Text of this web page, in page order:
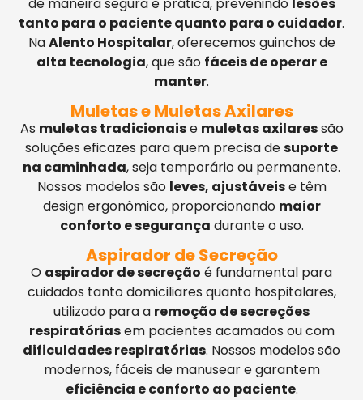
tanto para o paciente quanto para o cuidador.
NaAlento Hospitalar, oferecemos guinchos de
alta tecnologia, que são fáceis de operar e
manter.
Muletas e Muletas Axilares
As muletas tradicionaise muletas axilaressão
soluções eficazes para quem precisa desuporte
na caminhada, seja temporário ou permanente.
Nossos modelos são leves, ajustáveise têm
design ergonômico, proporcionando maior
conforto e segurança durante o uso.
Aspirador de Secreção
O aspirador de secreção é fundamental para
cuidados tanto domiciliares quanto hospitalares,
utilizado para a remoção de secreções
respiratóriasem pacientes acamados ou com
dificuldades respiratórias. Nossos modelos são
modernos, fáceis de manusear e garantem
eficiência e conforto ao paciente.